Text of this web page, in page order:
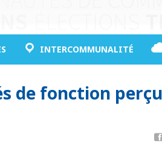
INTERCOMMUNALITÉ
de fonction